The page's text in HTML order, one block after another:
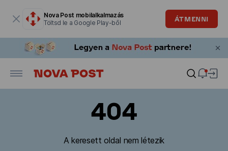
Nova Post mobilalkalmazás
Töltsd le a Google Play-ből
ÁTMENNI
404
A keresett oldal nem létezik